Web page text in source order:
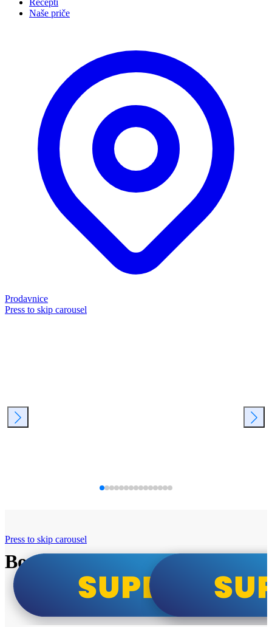
Recepti
Naše priče
Prodavnice
Press to skip carousel
Bosch super cene
Press to skip carousel